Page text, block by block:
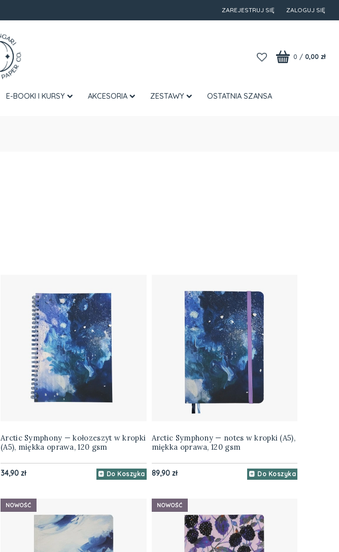
ZAREJESTRUJ SIĘ ZALOGUJ SIĘ
0 / 0,00 zł
E-BOOKI I KURSY AKCESORIA ZESTAWY OSTATNIA SZANSA
Arctic Symphony — kołozeszyt w kropki
(A5), miękka oprawa, 120 gsm
34,90 zł Do Koszyka
Arctic Symphony — notes w kropki (A5),
miękka oprawa, 120 gsm
89,90 zł Do Koszyka
NOWOŚĆ NOWOŚĆ